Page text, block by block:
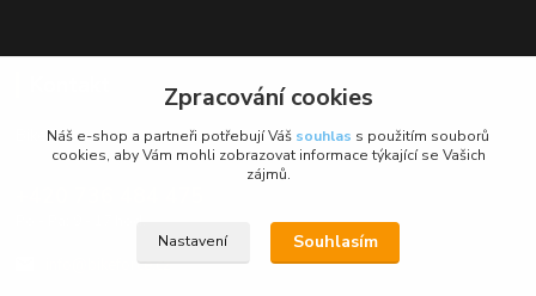
BikeForce.cz
info@bikeforce.cz
Zpracování cookies
Náš e-shop a partneři potřebují Váš souhlas s použitím souborů
cookies, aby Vám mohli zobrazovat informace týkající se Vašich
zájmů.
Nastavení Souhlasím